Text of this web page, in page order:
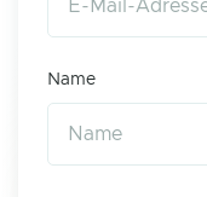
Name